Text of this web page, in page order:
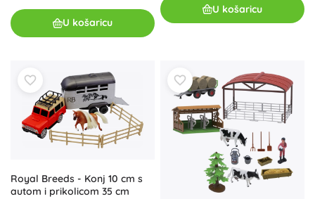
U košaricu
U košaricu
Royal Breeds - Konj 10 cm s
autom i prikolicom 35 cm